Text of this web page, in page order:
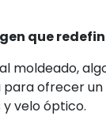
que
moldeado,
ofrecer
velo óptico.